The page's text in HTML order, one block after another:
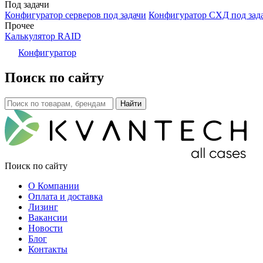
Под задачи
Конфигуратор серверов под задачи Конфигуратор СХД под
Прочее
Калькулятор RAID
Конфигуратор
Поиск по сайту
Поиск по сайту
О Компании
Оплата и доставка
Лизинг
Вакансии
Новости
Блог
Контакты